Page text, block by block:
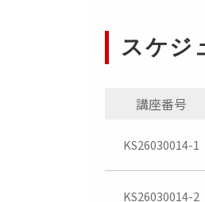
スケジ
講座番号
KS26030014-1
KS26030014-2